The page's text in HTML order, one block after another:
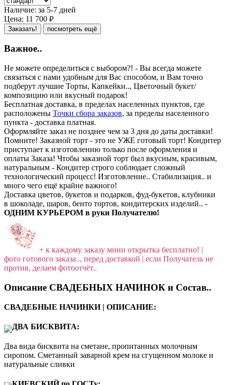
Наличие: за 5-7 дней
Цена: 11 700 руб.
Заказать! посмотреть ещё
Важное..
Не можете определиться с выбором?! - Вы всегда можете
связаться с нами удобным для Вас способом, и Вам точно
подберут лучшие Торты, Капкейки.., Цветочный букет/
композицию или вкусный подарок!
Бесплатная доставка, в пределах населенных пунктов, где
расположены Точки сбора заказов, за пределы населенного
пункта - доставка платная.
Оформляйте заказ не позднее чем за 3 дня до даты доставки!
Помните! Заказной торт - это не УЖЕ готовый торт! Кондитер
приступает к изготовлению только после оформления и
оплаты Заказа! Чтобы заказной торт был вкусным, красивым,
натуральным - Кондитер строго соблюдает сложный
технологический процесс! Изготовление.. Стабилизация.. и
много чего ещё крайне важного!
Доставка цветов, букетов и подарков, фуд-букетов, клубники
в шоколаде, шаров, бенто тортов, кондитерских изделий.. -
ОДНИМ КУРЬЕРОМ в руки Получателю!
+ к каждому заказу мини открытка бесплатно! |
фото готового заказа.., перед доставкой | если Получатель не
против, делаем фотоотчёт..
Описание СВАДЕБНЫХ НАЧИНОК и Состав..
СВАДЕБНЫЕ НАЧИНКИ | ОПИСАНИЕ:
ДВА БИСКВИТА:
Два вида бисквита на сметане, пропитанных молочным
сиропом. Сметанный заварной крем на сгущенном молоке и
натуральные сливки